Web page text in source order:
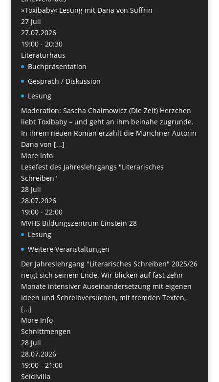
»Toxibaby« Lesung mit Dana von Suffrin
27 Juli
27.07.2026
19:00 - 20:30
Literaturhaus
Buchpräsentation
Gespräch / Diskussion
Lesung
Moderation: Sascha Chaimowicz (Die Zeit) Herzchen
liebt Toxibaby – und geht an ihm beinahe zugrunde.
In ihrem neuen Roman erzählt die Münchner Autorin
Dana von [...]
More Info
Lesefest des Jahreslehrgangs "Literarisches
Schreiben"
28 Juli
28.07.2026
19:00 - 22:00
MVHS Bildungszentrum Einstein 28
Lesung
Weitere Veranstaltungen
Der Jahreslehrgang "Literarisches Schreiben" 2025/26
neigt sich seinem Ende. Wir blicken auf fast zehn
Monate intensiver Auseinandersetzung mit eigenen
Ideen und Schreibversuchen, mit fremden Texten,
[...]
More Info
Schnittmengen
28 Juli
28.07.2026
19:00 - 21:00
Seidlvilla